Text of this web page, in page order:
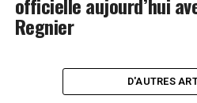
Regnier
D'AUTRES